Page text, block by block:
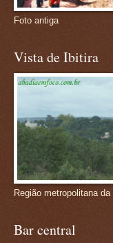
Foto antiga
Vista de Ibitira
Região metropolitana da
Bar central